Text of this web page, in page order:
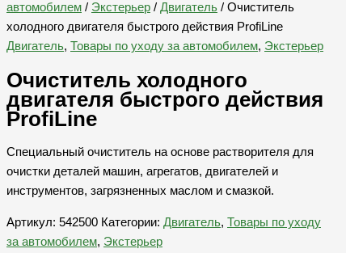
автомобилем / Экстерьер / Двигатель / Очиститель
холодного двигателя быстрого действия ProfiLine
Двигатель, Товары по уходу за автомобилем, Экстерьер
Очиститель холодного
двигателя быстрого действия
ProfiLine
Специальный очиститель на основе растворителя для
очистки деталей машин, агрегатов, двигателей и
инструментов, загрязненных маслом и смазкой.
Артикул: 542500 Категории: Двигатель, Товары по уходу
за автомобилем, Экстерьер